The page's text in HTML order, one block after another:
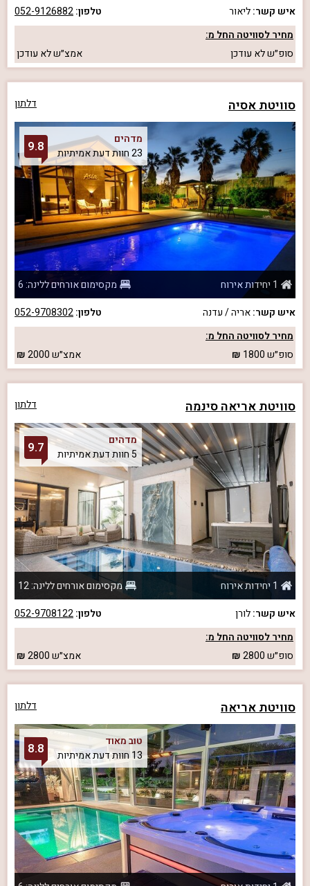
איש קשר:ליאור טלפון:052-9126882
מחיר לסוויטה החל מ:
סופ״שלא עודכן אמצ״שלא עודכן
סוויטת אסיה דלתון
מדהים
23 חוות דעת אמיתיות
9.8
1 יחידות אירוח
מקסימום אורחים ללינה: 6
איש קשר:אריה / עדנה טלפון:052-9708302
מחיר לסוויטה החל מ:
סופ״ש1800 אמצ״ש2000
סוויטת אריאה סינמה דלתון
מדהים
5 חוות דעת אמיתיות
9.7
1 יחידות אירוח
מקסימום אורחים ללינה: 12
איש קשר:לורן טלפון:052-9708122
מחיר לסוויטה החל מ:
סופ״ש2800 אמצ״ש2800
סוויטת אריאה דלתון
טוב מאוד
13 חוות דעת אמיתיות
8.8